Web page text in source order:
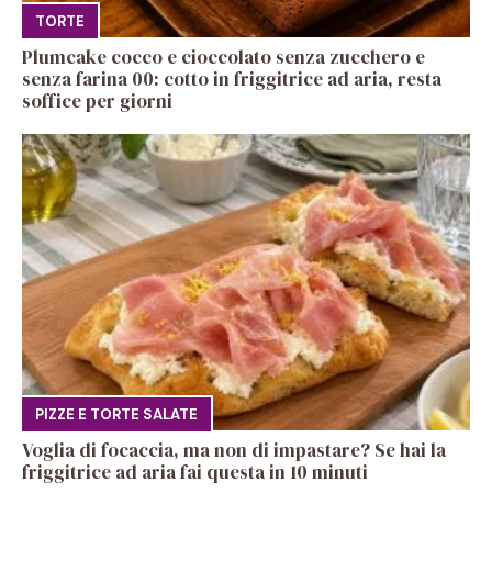
TORTE
Plumcake cocco e cioccolato senza zucchero e
senza farina 00: cotto in friggitrice ad aria, resta
soffice per giorni
PIZZE E TORTE SALATE
Voglia di focaccia, ma non di impastare? Se hai la
friggitrice ad aria fai questa in 10 minuti